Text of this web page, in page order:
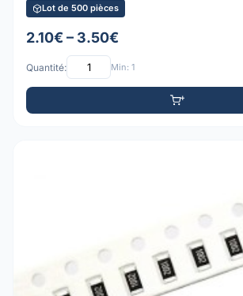
Lot de 500 pièces
2.10€ – 3.50€
Quantité: Min: 1